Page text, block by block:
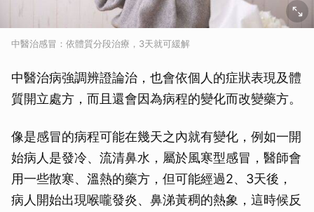
中醫治感冒：依體質分段治療，3天就可緩解
中醫治病強調辨證論治，也會依個人的症狀表現及體
質開立處方，而且還會因為病程的變化而改變藥方。
像是感冒的病程可能在幾天之內就有變化，例如一開
始病人是發冷、流清鼻水，屬於風寒型感冒，醫師會
用一些散寒、溫熱的藥方，但可能經過2、3天後，
病人開始出現喉嚨發炎、鼻涕黃稠的熱象，這時候反